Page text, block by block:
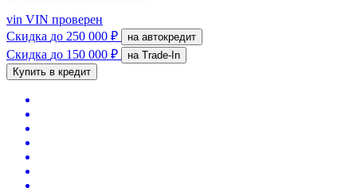
vin VIN проверен
Скидка до 250 000 ₽ на автокредит
Скидка до 150 000 ₽
на Trade-In
Купить в кредит